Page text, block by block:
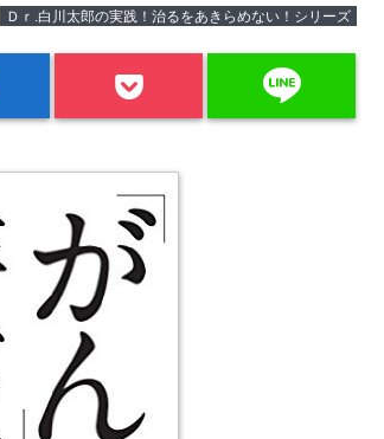
Ｄｒ.白川太郎の実践！治るをあきらめない！シリーズ
line